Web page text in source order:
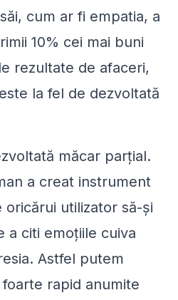
cum ar fi empatia, a
10% cei mai buni
rezultate de afaceri,
la fel de dezvoltată
măcar parțial.
a creat instrument
utilizator să-și
a citi emoțiile cuiva
Astfel putem
rapid anumite